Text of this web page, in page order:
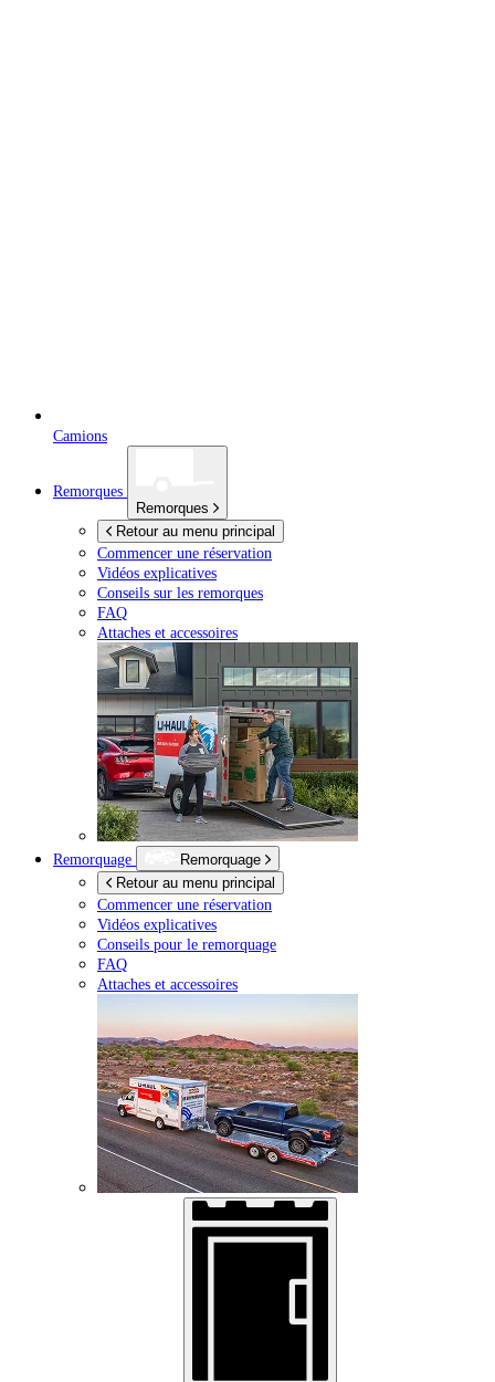
Camions
Remorques
Remorques
Retour au menu principal
Commencer une réservation
Vidéos explicatives
Conseils sur les remorques
FAQ
Attaches et accessoires
Remorquage
Remorquage
Retour au menu principal
Commencer une réservation
Vidéos explicatives
Conseils pour le remorquage
FAQ
Attaches et accessoires